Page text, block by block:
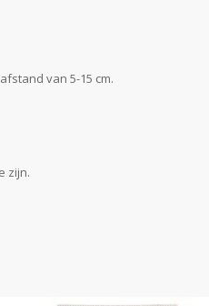
van 5-15 cm.
zijn.